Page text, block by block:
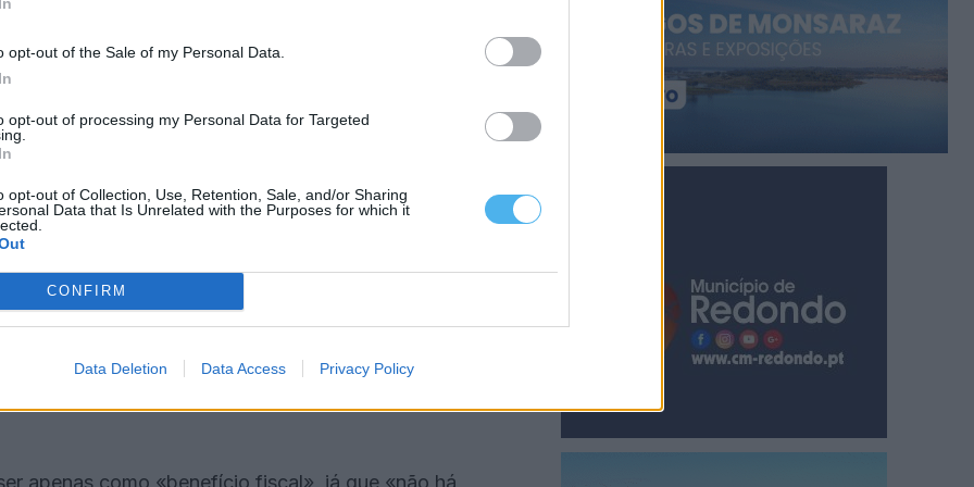
opt-out of the Sale of my Personal Data.
opt-out of processing my Personal Data for Targeted
opt-out of Collection, Use, Retention, Sale, and/or Sharing
Data that Is Unrelated with the Purposes for which it
CONFIRM
Data Deletion Data Access Privacy Policy
têm suportado e, muitas vezes,
medidas compensatórias, para que não se
vez mais a sério para uma reforma fiscal», para
e para, consequentemente,
gerar receitas para conseguir cumprir os seus
de haver um aumento da eficiência, para
um contributo do lado da despesa e da
apenas como «benefício fiscal», já que «não há